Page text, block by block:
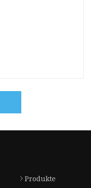
Produkte